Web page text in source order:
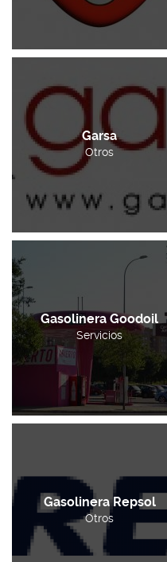
Garsa
Otros
Gasolinera Goodoil
Servicios
Gasolinera Repsol
Otros